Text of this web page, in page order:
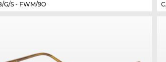
G/S - FWM/9O